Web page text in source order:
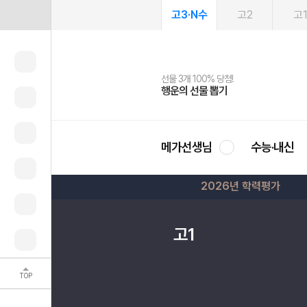
TOP
고3·N수 고2 고1
선물 3개 100% 당첨!
행운의 선물 뽑기
선물 100% 증정!
메가스터디 X 올리브
여름방학 스터디 캐시백
메가런 썸머스쿨
2027 러셀 단과
강사 공개선발
스마트러닝앱
설문 EVENT
메가패스
3일 무료 체험권
메가패스 수강생 무료혜택!
메가클럽 멤버십
사회공헌 캠페인
희망이룸 메가나눔
메가선생님 수능·내신
2026년 학력평가
고1